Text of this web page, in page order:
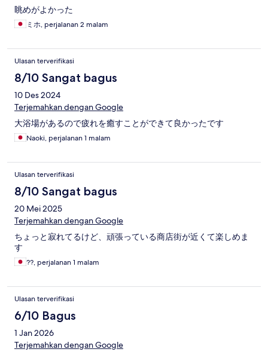
眺めがよかった
ミホ, perjalanan 2 malam
Ulasan terverifikasi
8/10 Sangat bagus
10 Des 2024
Terjemahkan dengan Google
大浴場があるので疲れを癒すことができて良かったです
Naoki, perjalanan 1 malam
Ulasan terverifikasi
8/10 Sangat bagus
20 Mei 2025
Terjemahkan dengan Google
ちょっと寂れてるけど、頑張っている商店街が近くて楽しめま
す
??, perjalanan 1 malam
Ulasan terverifikasi
6/10 Bagus
1 Jan 2026
Terjemahkan dengan Google